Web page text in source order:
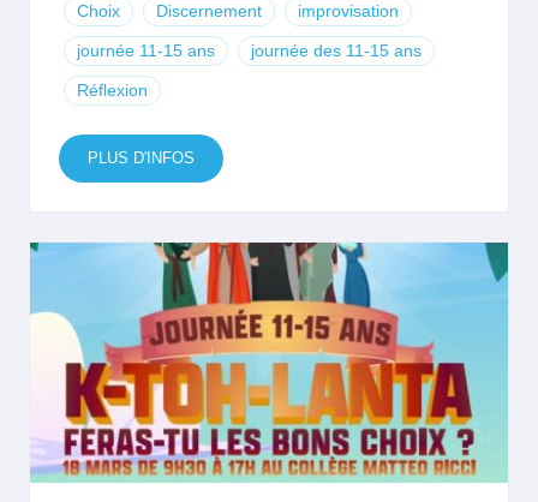
Choix Discernement improvisation
journée 11-15 ans journée des 11-15 ans
Réflexion
PLUS D'INFOS